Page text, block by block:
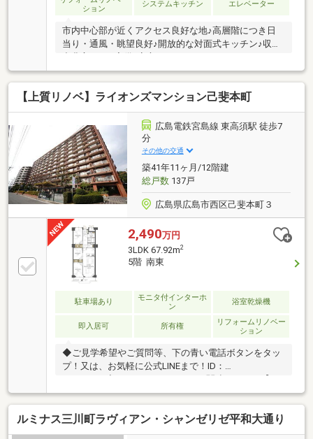
ション
システムキッチン エレベーター
市内中心部が近くアクセス良好な地♪高層階につき日
当り・通風・眺望良好♪開放的な対面式キッチン♪収納
高級感のある大理石エントランス☆JR・広電・バス利
用可！公共交通機関充実♪教育施設も近くお子様にも
安心の住環境♪≪ご見学できます♪お気軽にお問い合わ
せください♪≫○住まいのことなら≪住むりえ≫に何で
もお気軽にご相談ください♪♪○お客様のニーズに最適
な一戸建て、マンション、土地などの不動産情報をご
提供致します！！○住宅ローンについて、わかりやす
くご説明いたします。○住み替え、売却をお考えの方
もお気軽にご相談ください♪
【上質リノベ】ライオンズマンション己斐本町
広島電鉄宮島線 東高須駅 徒歩7
分
その他の交通
築41年11ヶ月/12階建
総戸数137戸
広島県広島市西区己斐本町３
2,490万円
3LDK 67.92m2
5階 南東
駐車場あり
モニタ付インターホ
ン
浴室乾燥機
即入居可 所有権
リフォームリノベー
ション
◆ご見学希望やご質問等、下の青い電話ボタンをタッ
プ！又は、お気軽に公式LINEまで！ID：
タッフいち推しポイント】◎R7年12月リノベ済◎アフ
ターサービス保証付◎水回りトラブル365日対応◎住
宅ローン減税利用OK◎2024年大規模修繕工事済◎無料
ロッカースペース◎全室壁掛エアコン設置可◎浴室壁
ルミナス三川町ラヴィアン・シャンゼリゼ平和大通り